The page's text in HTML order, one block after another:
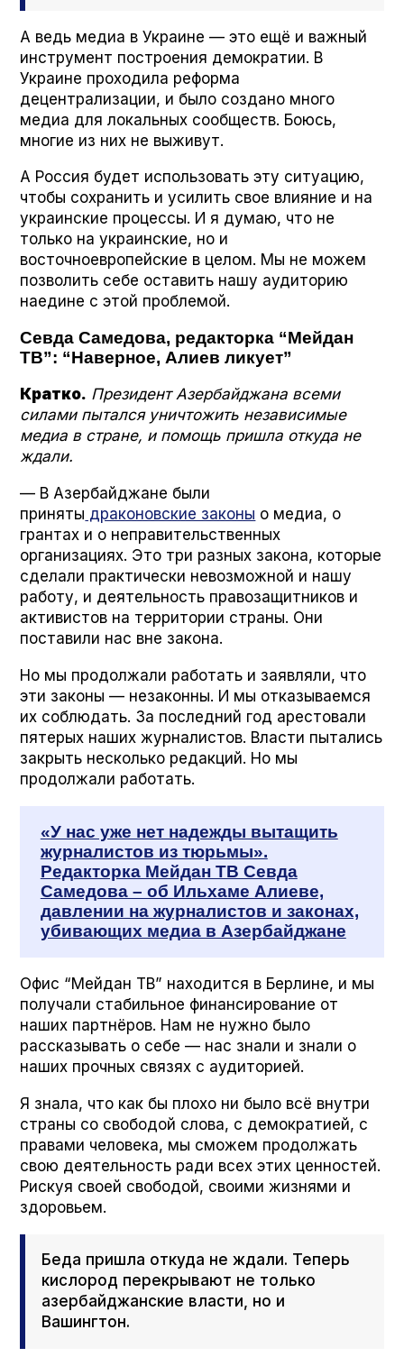
А ведь медиа в Украине — это ещё и важный
инструмент построения демократии. В
Украине проходила реформа
децентрализации, и было создано много
медиа для локальных сообществ. Боюсь,
многие из них не выживут.
А Россия будет использовать эту ситуацию,
чтобы сохранить и усилить свое влияние и на
украинские процессы. И я думаю, что не
только на украинские, но и
восточноевропейские в целом. Мы не можем
позволить себе оставить нашу аудиторию
наедине с этой проблемой.
Севда Самедова, редакторка “Мейдан
ТВ”: “Наверное, Алиев ликует”
Кратко. Президент Азербайджана всеми
силами пытался уничтожить независимые
медиа в стране, и помощь пришла откуда не
ждали.
— В Азербайджане были
приняты драконовские законы о медиа, о
грантах и о неправительственных
организациях. Это три разных закона, которые
сделали практически невозможной и нашу
работу, и деятельность правозащитников и
активистов на территории страны. Они
поставили нас вне закона.
Но мы продолжали работать и заявляли, что
эти законы — незаконны. И мы отказываемся
их соблюдать. За последний год арестовали
пятерых наших журналистов. Власти пытались
закрыть несколько редакций. Но мы
продолжали работать.
«У нас уже нет надежды вытащить
журналистов из тюрьмы».
Редакторка Мейдан ТВ Севда
Самедова – об Ильхаме Алиеве,
давлении на журналистов и законах,
убивающих медиа в Азербайджане
Офис “Мейдан ТВ” находится в Берлине, и мы
получали стабильное финансирование от
наших партнёров. Нам не нужно было
рассказывать о себе — нас знали и знали о
наших прочных связях с аудиторией.
Я знала, что как бы плохо ни было всё внутри
страны со свободой слова, с демократией, с
правами человека, мы сможем продолжать
свою деятельность ради всех этих ценностей.
Рискуя своей свободой, своими жизнями и
здоровьем.
Беда пришла откуда не ждали. Теперь
кислород перекрывают не только
азербайджанские власти, но и
Вашингтон.